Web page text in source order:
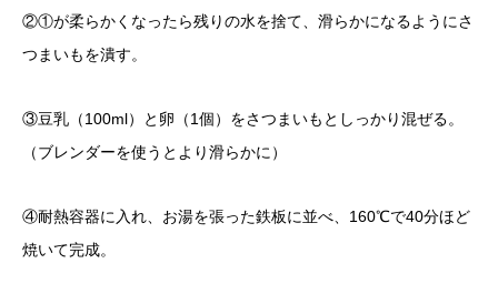
②①が柔らかくなったら残りの水を捨て、滑らかになるようにさ
つまいもを潰す。
③豆乳（100ml）と卵（1個）をさつまいもとしっかり混ぜる。
（ブレンダーを使うとより滑らかに）
④耐熱容器に入れ、お湯を張った鉄板に並べ、160℃で40分ほど
焼いて完成。